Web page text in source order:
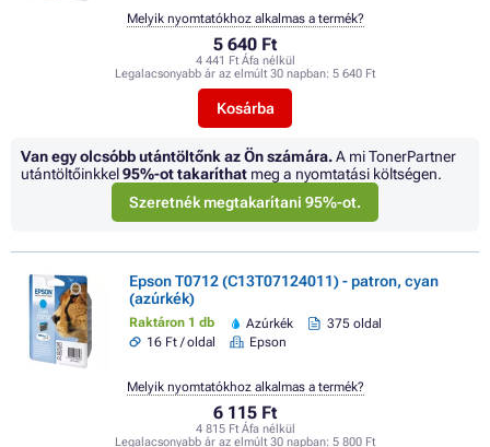
5 640 Ft
4 441 Ft Áfa nélkül
Legalacsonyabb ár az elmúlt 30 napban: 5 640 Ft
Kosárba
Melyik nyomtatókhoz alkalmas a termék?
Van egy olcsóbb utántöltőnk az Ön számára.A mi TonerPartner
utántöltőinkkel95%-ot takaríthat meg a nyomtatási költségen.
Szeretnék megtakarítani 95%-ot.
Epson T0712 (C13T07124011) - patron, cyan
(azúrkék)
Raktáron 1 db Azúrkék
375 oldal
16 Ft / oldal
Epson
6 115 Ft
4 815 Ft Áfa nélkül
Legalacsonyabb ár az elmúlt 30 napban: 5 800 Ft
Melyik nyomtatókhoz alkalmas a termék?